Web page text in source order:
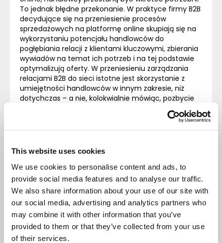
This website uses cookies
We use cookies to personalise content and ads, to
provide social media features and to analyse our traffic.
We also share information about your use of our site with
our social media, advertising and analytics partners who
may combine it with other information that you’ve
provided to them or that they’ve collected from your use
of their services.
To jednak błędne przekonanie. W praktyce firmy B2B
decydujące się na przeniesienie procesów
sprzedażowych na platformę online skupiają się na
wykorzystaniu potencjału handlowców do
pogłębiania relacji z klientami kluczowymi, zbierania
wywiadów na temat ich potrzeb i na tej podstawie
optymalizują oferty. W przeniesieniu zarządzania
relacjami B2B do sieci istotne jest skorzystanie z
umiejętności handlowców w innym zakresie, niż
dotychczas – a nie, kolokwialnie mówiąc, pozbycie
Podsumowani
e
Zarządzanie relacjami B2B online w 2024 roku niesie
za sobą duży potencjał. Wśród korzyści tego modelu
znajduje się skalowanie sprzedaży bez zwiększenia jej
kosztów, docieranie do nowych klientów, budowanie
ich przywiązania i zaangażowania. Zarządzanie
takimi relacjami zmienia się na przestrzeni lat, więc
przedsiębiorstwa, które przygotują się do nowych
warunków, będą w stanie osiągnąć lepsze wyniki, niż